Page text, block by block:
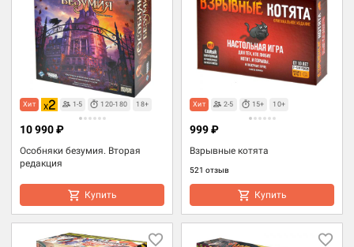
Хит 1-5 120-180 18+
Особняки безумия. Вторая
редакция
10 990 ₽
Купить
Хит 2-5 15+ 10+
Взрывные котята
521 отзыв
999 ₽
Купить